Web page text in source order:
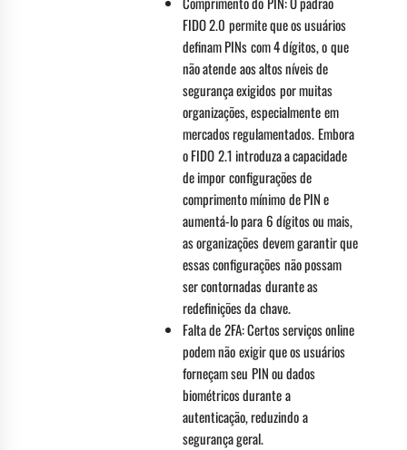
FIDO 2.0 permite que os usuários
definam PINs com 4 dígitos, o que
não atende aos altos níveis de
segurança exigidos por muitas
organizações, especialmente em
mercados regulamentados. Embora
o FIDO 2.1 introduza a capacidade
de impor configurações de
comprimento mínimo de PIN e
aumentá-lo para 6 dígitos ou mais,
as organizações devem garantir que
essas configurações não possam
ser contornadas durante as
redefinições da chave.
Falta de 2FA: Certos serviços online
podem não exigir que os usuários
forneçam seu PIN ou dados
biométricos durante a
autenticação, reduzindo a
segurança geral.